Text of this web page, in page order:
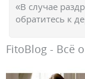
«В случае
обратитесь к
FitoBlog - Всё